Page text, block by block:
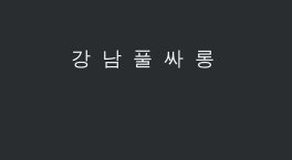
강남풀싸롱